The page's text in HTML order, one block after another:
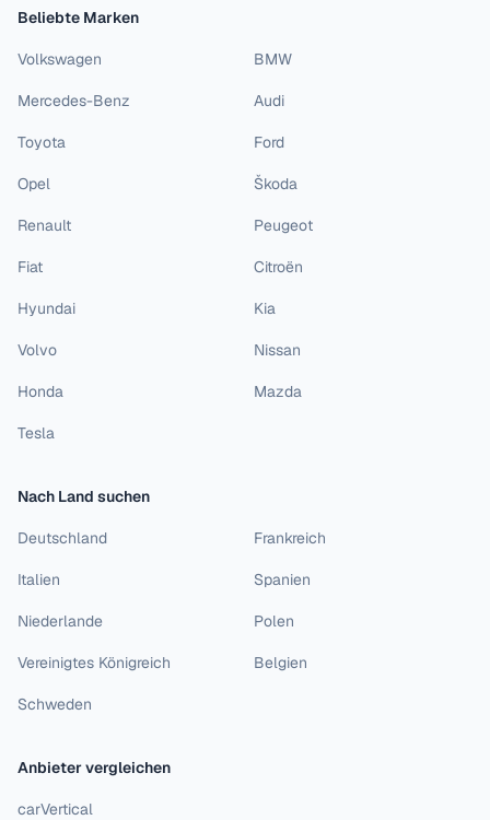
Beliebte Marken
Volkswagen BMW
Mercedes-Benz Audi
Toyota Ford
Opel Škoda
Renault Peugeot
Fiat Citroën
Hyundai Kia
Volvo Nissan
Honda Mazda
Tesla
Nach Land suchen
Deutschland Frankreich
Italien Spanien
Niederlande Polen
Vereinigtes Königreich Belgien
Schweden
Anbieter vergleichen
carVertical